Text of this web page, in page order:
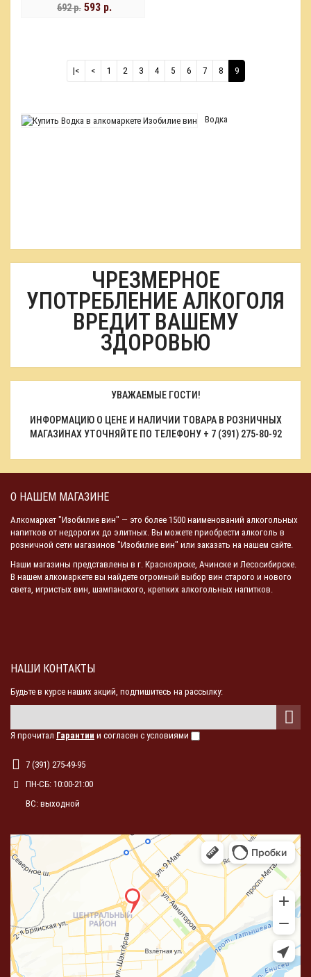
692 р. 593 р.
|< < 1 2 3 4 5 6 7 8 9
Водка
ЧРЕЗМЕРНОЕ
УПОТРЕБЛЕНИЕ АЛКОГОЛЯ
ВРЕДИТ ВАШЕМУ
ЗДОРОВЬЮ
УВАЖАЕМЫЕ ГОСТИ!
ИНФОРМАЦИЮ О ЦЕНЕ И НАЛИЧИИ ТОВАРА В РОЗНИЧНЫХ
МАГАЗИНАХ УТОЧНЯЙТЕ ПО ТЕЛЕФОНУ + 7 (391) 275-80-92
О НАШЕМ МАГАЗИНЕ
Алкомаркет "Изобилие вин" — это более 1500 наименований алкогольных
напитков от недорогих до элитных. Вы можете приобрести алкоголь в
розничной сети магазинов "Изобилие вин" или заказать на нашем сайте.
Наши магазины представлены в г. Красноярске, Ачинске и Лесосибирске.
В нашем алкомаркете вы найдете огромный выбор вин старого и нового
света, игристых вин, шампанского, крепких алкогольных напитков.
НАШИ КОНТАКТЫ
Будьте в курсе наших акций, подпишитесь на рассылку:
Я прочитал Гарантии и согласен с условиями
7 (391) 275-49-95
ПН-СБ: 10:00-21:00
ВС: выходной